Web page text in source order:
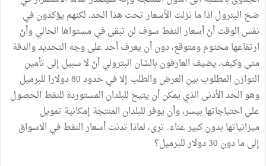
ضخ البترول اذا ما نزلت الأسعار تحت هذا الحد. لكنهم يؤكدون في
نفس الوقت أنّ أسعار النفط سوف لن تبقى في مستواها الحالي وأنّ
ارتفاعها محتوم ومتوقع، دون أن يعرف أحد على وجه التحديد والدقة
متى وكيف. يضيف العارفون بالشان البترولي أنّ لا سبيل إلى تأمين
التوازن المطلوب بين العرض والطلب إلا في حدود 80 دولارا للبرميل
وهو الحد الأدنى الذي يمكن أن يتيح للبلدان المستوردة للنفط الحصول
على احتياجاتها بيسر، وأن يوفر للبلدان المنتجة إمكانية تمويل
ميزانياتها بدون كبير عناء. ترى، لماذا تدنت أسعار النفط في الاسواق
إلى ما دون 30 دولار للبرميل؟